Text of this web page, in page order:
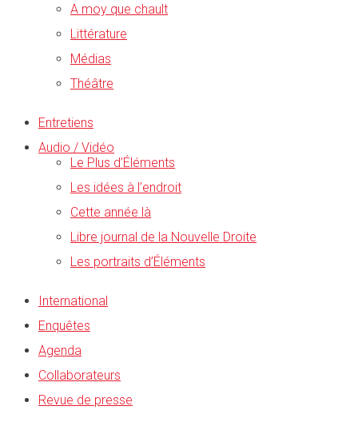
A moy que chault
Littérature
Médias
Théâtre
Entretiens
Audio / Vidéo
Le Plus d’Éléments
Les idées à l’endroit
Cette année là
Libre journal de la Nouvelle Droite
Les portraits d’Éléments
International
Enquêtes
Agenda
Collaborateurs
Revue de presse